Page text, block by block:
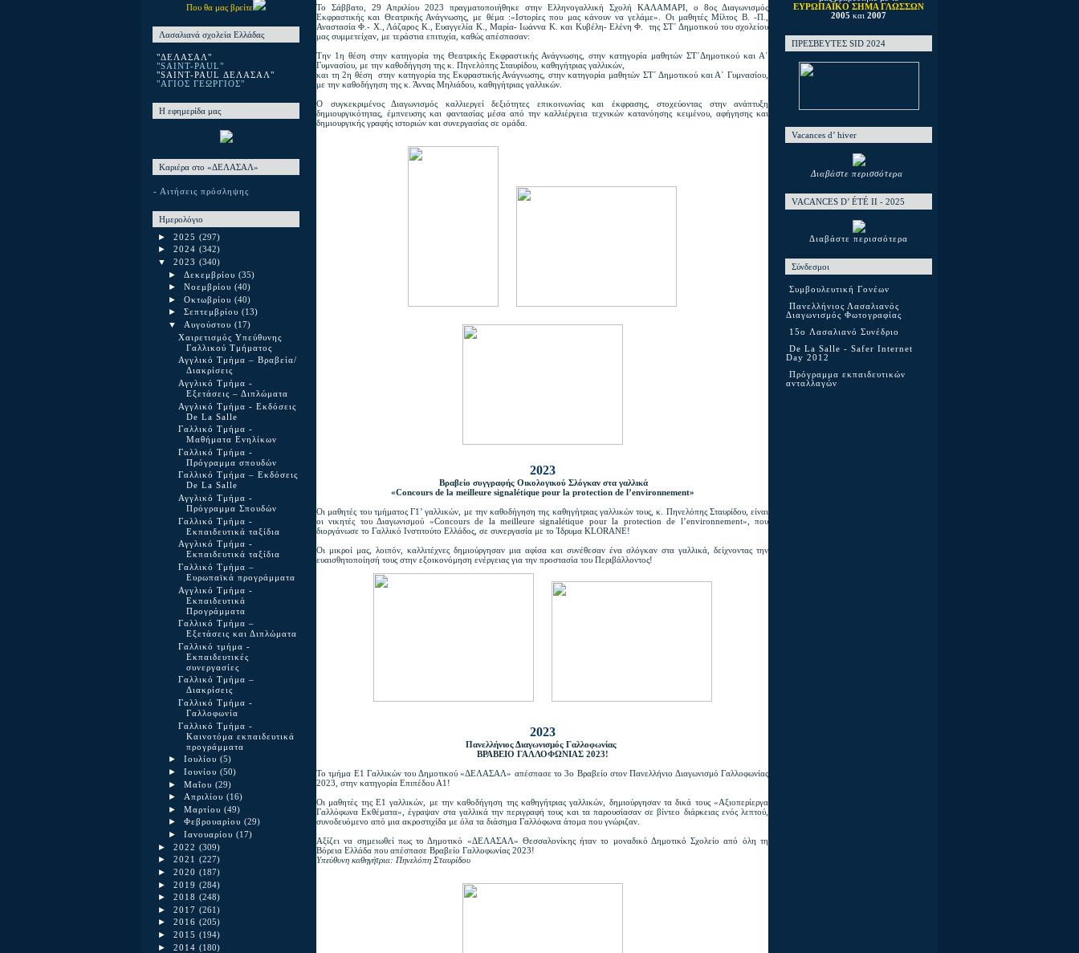
Που θα μας βρείτε
Λασαλιανά σχολεία Ελλάδας
"ΔΕΛΑΣΑΛ"
"SAINT-PAUL"
"SAINT-PAUL ΔΕΛΑΣΑΛ"
"ΑΓΙΟΣ ΓΕΩΡΓΙΟΣ"
Η εφημερίδα μας
Καριέρα στο «ΔΕΛΑΣΑΛ»
- Αιτήσεις πρόσληψης
Ημερολόγιο
► 2025 (297)
► 2024 (342)
▼ 2023 (340)
► Δεκεμβρίου (35)
► Νοεμβρίου (40)
► Οκτωβρίου (40)
► Σεπτεμβρίου (13)
▼ Αυγούστου (17)
Χαιρετισμός Υπεύθυνης
Γαλλικού Τμήματος
Αγγλικό Τμήμα – Βραβεία/
Διακρίσεις
Αγγλικό Τμήμα -
Εξετάσεις – Διπλώματα
Αγγλικό Τμήμα - Εκδόσεις
De La Salle
Γαλλικό Τμήμα -
Μαθήματα Ενηλίκων
Γαλλικό Τμήμα -
Πρόγραμμα σπουδών
Γαλλικό Τμήμα – Εκδόσεις
De La Salle
Αγγλικό Τμήμα -
Πρόγραμμα Σπουδών
Γαλλικό Τμήμα -
Εκπαιδευτικά ταξίδια
Αγγλικό Τμήμα -
Εκπαιδευτικά ταξίδια
Γαλλικό Τμήμα –
Ευρωπαϊκά προγράμματα
Αγγλικό Τμήμα -
Εκπαιδευτικά
Προγράμματα
Γαλλικό Τμήμα –
Εξετάσεις και Διπλώματα
Γαλλικό τμήμα -
Εκπαιδευτικές
συνεργασίες
Γαλλικό Τμήμα –
Διακρίσεις
Γαλλικό Τμήμα -
Γαλλοφωνία
Γαλλικό Τμήμα -
Καινοτόμα εκπαιδευτικά
προγράμματα
► Ιουλίου (5)
► Ιουνίου (50)
► Μαΐου (29)
► Απριλίου (16)
► Μαρτίου (49)
► Φεβρουαρίου (29)
► Ιανουαρίου (17)
► 2022 (309)
► 2021 (227)
► 2020 (187)
► 2019 (284)
► 2018 (248)
► 2017 (261)
► 2016 (205)
► 2015 (194)
► 2014 (180)
Το Σάββατο, 29 Απριλίου 2023 πραγματοποιήθηκε στην Ελληνογαλλική Σχολή ΚΑΛΑΜΑΡΙ, ο 8ος Διαγωνισμός
Εκφραστικής και Θεατρικής Ανάγνωσης, με θέμα :«Ιστορίες που μας κάνουν να γελάμε». Οι μαθητές Μίλτος Β. -Π.,
Αναστασία Φ.- Χ., Λάζαρος Κ., Ευαγγελία Κ., Μαρία- Ιωάννα Κ. και Κυβέλη- Ελένη Φ. της ΣΤ΄ Δημοτικού του σχολείου
μας συμμετείχαν, με τεράστια επιτυχία, καθώς απέσπασαν:
Την 1η θέση στην κατηγορία της Θεατρικής Εκφραστικής Ανάγνωσης, στην κατηγορία μαθητών ΣΤ΄Δημοτικού και Α΄
Γυμνασίου, με την καθοδήγηση της κ. Πηνελόπης Σταυρίδου, καθηγήτριας γαλλικών,
και τη 2η θέση στην κατηγορία της Εκφραστικής Ανάγνωσης, στην κατηγορία μαθητών ΣΤ΄ Δημοτικού και Α΄ Γυμνασίου,
με την καθοδήγηση της κ. Άννας Μηλιάδου, καθηγήτριας γαλλικών.
Ο συγκεκριμένος Διαγωνισμός καλλιεργεί δεξιότητες επικοινωνίας και έκφρασης, στοχεύοντας στην ανάπτυξη
δημιουργικότητας, έμπνευσης και φαντασίας μέσα από την καλλιέργεια τεχνικών κατανόησης κειμένου, αφήγησης και
δημιουργικής γραφής ιστοριών και συνεργασίας σε ομάδα.
2023
Βραβείο συγγραφής Οικολογικού Σλόγκαν στα γαλλικά
«Concours de la meilleure signalétique pour la protection de l’environnement»
Οι μαθητές του τμήματος Γ1’ γαλλικών, με την καθοδήγηση της καθηγήτριας γαλλικών τους, κ. Πηνελόπης Σταυρίδου, είναι
οι νικητές του Διαγωνισμού «Concours de la meilleure signalétique pour la protection de l’environnement», που
διοργάνωσε το Γαλλικό Ινστιτούτο Ελλάδος, σε συνεργασία με το Ίδρυμα KLORANE!
Οι μικροί μας, λοιπόν, καλλιτέχνες δημιούργησαν μια αφίσα και συνέθεσαν ένα σλόγκαν στα γαλλικά, δείχνοντας την
ευαισθητοποίησή τους στην εξοικονόμηση ενέργειας για την προστασία του Περιβάλλοντος!
2023
Πανελλήνιος Διαγωνισμός Γαλλοφωνίας
ΒΡΑΒΕΙΟ ΓΑΛΛΟΦΩΝΙΑΣ 2023!
Το τμήμα Ε1 Γαλλικών του Δημοτικού «ΔΕΛΑΣΑΛ» απέσπασε το 3ο Βραβείο στον Πανελλήνιο Διαγωνισμό Γαλλοφωνίας
2023, στην κατηγορία Επιπέδου Α1!
Οι μαθητές της Ε1 γαλλικών, με την καθοδήγηση της καθηγήτριας γαλλικών, δημιούργησαν τα δικά τους «Αξιοπερίεργα
Γαλλόφωνα Εκθέματα», έγραψαν στα γαλλικά την περιγραφή τους και τα παρουσίασαν σε βίντεο διάρκειας ενός λεπτού,
συνοδευόμενο από μια ακροστιχίδα με όλα τα διάσημα Γαλλόφωνα άτομα που γνώριζαν.
Αξίζει να σημειωθεί πως το Δημοτικό «ΔΕΛΑΣΑΛ» Θεσσαλονίκης ήταν το μοναδικό Δημοτικό Σχολείο από όλη τη
Βόρεια Ελλάδα που απέσπασε Βραβείο Γαλλοφωνίας 2023!
Υπεύθυνη καθηγήτρια: Πηνελόπη Σταυρίδου
ΕΥΡΩΠΑΪΚΟ ΣΗΜΑ ΓΛΩΣΣΩΝ
2005 και 2007
ΠΡΕΣΒΕΥΤΕΣ SID 2024
Vacances d’ hiver
Διαβάστε περισσότερα
VACANCES D’ ÉTÉ ΙΙ - 2025
Διαβάστε περισσότερα
Σύνδεσμοι
Συμβουλευτική Γονέων
Πανελλήνιος Λασαλιανός
Διαγωνισμός Φωτογραφίας
15o Λασαλιανό Συνέδριο
De La Salle - Safer Internet
Day 2012
Πρόγραμμα εκπαιδευτικών
ανταλλαγών